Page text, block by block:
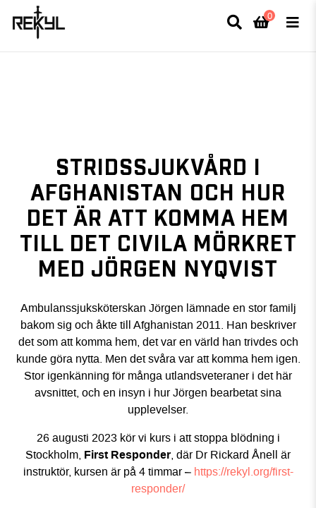
FULLT TRYCK I LEDNINGAR- MEDFÖR LÄNGRE LEVERANSTID - FRI FRAKT
0
STRIDSSJUKVÅRD I
AFGHANISTAN OCH HUR
DET ÄR ATT KOMMA HEM
TILL DET CIVILA MÖRKRET
MED JÖRGEN NYQVIST
Ambulanssjuksköterskan Jörgen lämnade en stor familj
bakom sig och åkte till Afghanistan 2011. Han beskriver
det som att komma hem, det var en värld han trivdes och
kunde göra nytta. Men det svåra var att komma hem igen.
Stor igenkänning för många utlandsveteraner i det här
avsnittet, och en insyn i hur Jörgen bearbetat sina
upplevelser.
26 augusti 2023 kör vi kurs i att stoppa blödning i
Stockholm, First Responder, där Dr Rickard Ånell är
instruktör, kursen är på 4 timmar – https://rekyl.org/first-
responder/